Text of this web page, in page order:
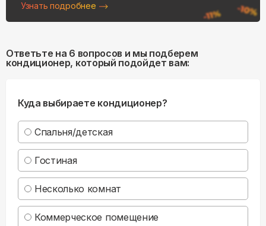
Узнать подробнее
Ответьте на 6 вопросов и мы подберем
кондиционер, который подойдет вам:
Куда выбираете кондиционер?
Спальня/детская
Гостиная
Несколько комнат
Коммерческое помещение